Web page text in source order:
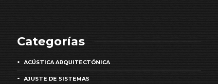
Categorías
ACÚSTICA ARQUITECTÓNICA
AJUSTE DE SISTEMAS